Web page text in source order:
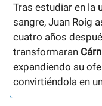
Tras estudiar en la
sangre, Juan Roig
cuatro años
transformaran
expandiendo su
convirtiéndola en